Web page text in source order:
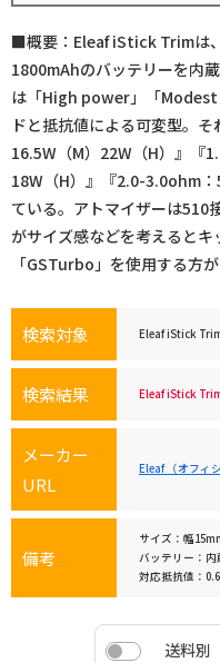
■概要：Eleaf iStick Trimは
1800mAhのバッテリーを内
は「High power」「
ドと抵抗値による可変型。
16.5W（M）22W（H）』『
18W（H）』『2.0-3.0ohm
ている。アトマイザーは510
がサイズ感などを考えると
「GSTurbo」を使用する方が
検索対象 Eleaf iStick
検索結果 Eleaf iStick
メーカー
URL
Eleaf （オフィ
備考
サイズ：幅
バッテリー：内
対応抵抗値：
送料別